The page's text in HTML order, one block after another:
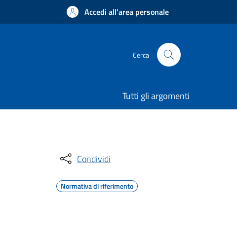
Accedi all'area personale
Cerca
Tutti gli argomenti
Condividi
Normativa di riferimento